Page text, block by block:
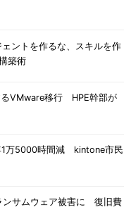
ントを作るな、スキルを作
築術
VMware移行 HPE幹部が
1万5000時間減 kintone市民
ンサムウェア被害に 復旧費